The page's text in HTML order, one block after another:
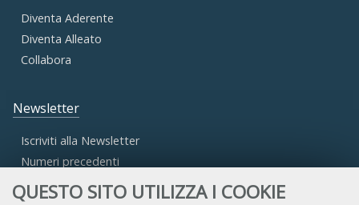
QUESTO SITO UTILIZZA I COOKIE
Diventa Aderente
Diventa Alleato
Collabora
Newsletter
Iscriviti alla Newsletter
Numeri precedenti